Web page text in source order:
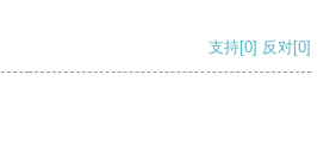
支持[0] 反对[0]